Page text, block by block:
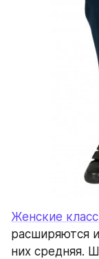
Женские
расширяются
них средняя.